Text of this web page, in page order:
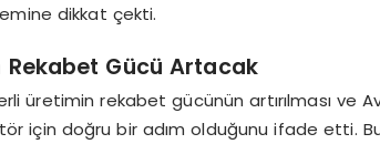
dikkat çekti.
Rekabet Gücü Artacak
üretimin rekabet gücünün artırılması ve
için doğru bir adım olduğunu ifade etti.